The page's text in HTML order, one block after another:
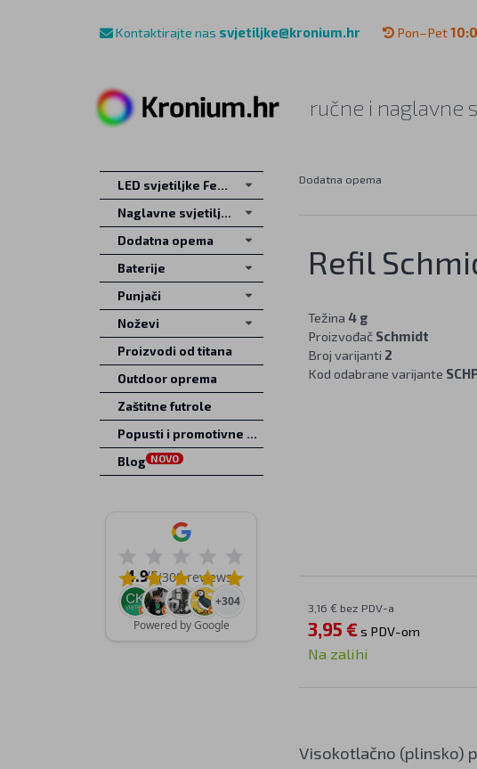
Kontaktirajte nas svjetiljke@kronium.hr Pon–Pet
ručne i naglavne
Dodatna opema
Refil
Težina 4 g
Proizvođač Schmidt
Broj varijanti 2
Kod odabrane varijante
3,16 € bez PDV-a
3,95 €s PDV-om
Na zalihi
Visokotlačno (plinsko)
LED svjetiljke Fenix
Naglavne svjetiljke
Dodatna opema
Baterije
Punjači
Noževi
Proizvodi od titana
Outdoor oprema
Zaštitne futrole
Popusti i promotivne ponude
Blog NOVO
4.9/5(308 reviews)
+304
Powered by Google